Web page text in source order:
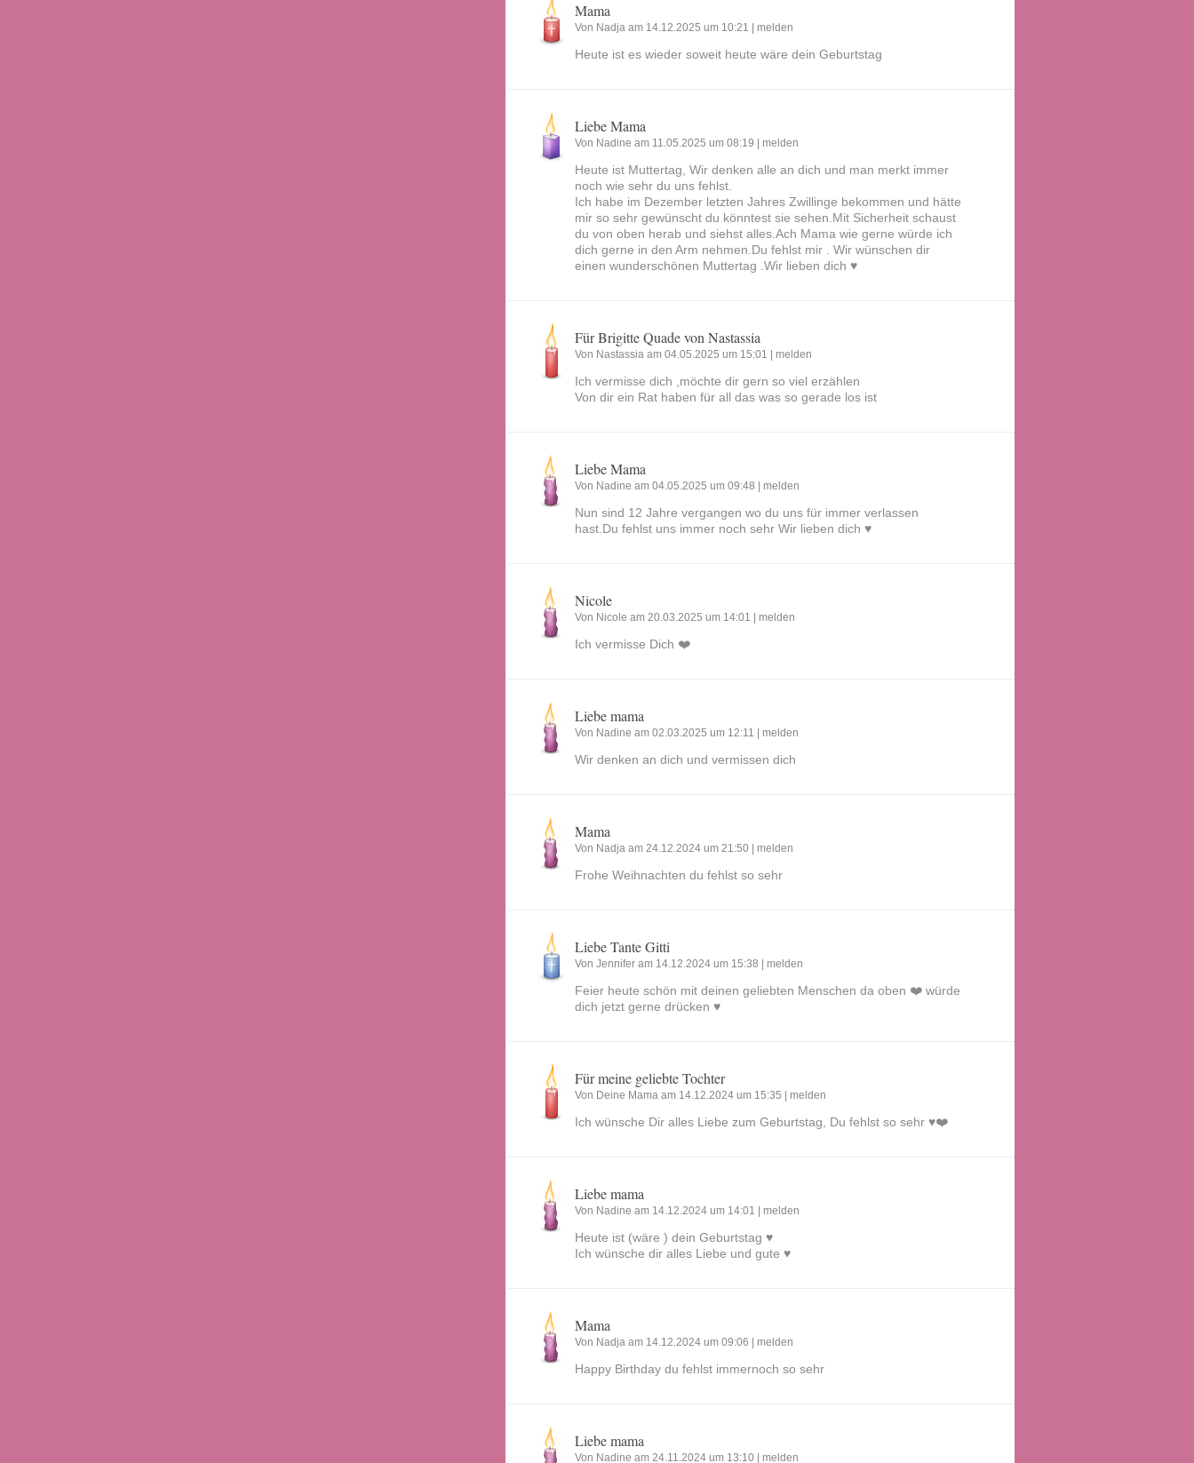
Mama
Von Nadja am 14.12.2025 um 10:21 | melden
Heute ist es wieder soweit heute wäre dein Geburtstag
Liebe Mama
Von Nadine am 11.05.2025 um 08:19 | melden
Heute ist Muttertag, Wir denken alle an dich und man merkt immer
noch wie sehr du uns fehlst.
Ich habe im Dezember letzten Jahres Zwillinge bekommen und hätte
mir so sehr gewünscht du könntest sie sehen.Mit Sicherheit schaust
du von oben herab und siehst alles.Ach Mama wie gerne würde ich
dich gerne in den Arm nehmen.Du fehlst mir . Wir wünschen dir
einen wunderschönen Muttertag .Wir lieben dich ♥️
Für Brigitte Quade von Nastassia
Von Nastassia am 04.05.2025 um 15:01 | melden
Ich vermisse dich ,möchte dir gern so viel erzählen
Von dir ein Rat haben für all das was so gerade los ist
Liebe Mama
Von Nadine am 04.05.2025 um 09:48 | melden
Nun sind 12 Jahre vergangen wo du uns für immer verlassen
hast.Du fehlst uns immer noch sehr Wir lieben dich ♥️
Nicole
Von Nicole am 20.03.2025 um 14:01 | melden
Ich vermisse Dich ❤️
Liebe mama
Von Nadine am 02.03.2025 um 12:11 | melden
Wir denken an dich und vermissen dich
Mama
Von Nadja am 24.12.2024 um 21:50 | melden
Frohe Weihnachten du fehlst so sehr
Liebe Tante Gitti
Von Jennifer am 14.12.2024 um 15:38 | melden
Feier heute schön mit deinen geliebten Menschen da oben ❤️ würde
dich jetzt gerne drücken ♥️
Für meine geliebte Tochter
Von Deine Mama am 14.12.2024 um 15:35 | melden
Ich wünsche Dir alles Liebe zum Geburtstag, Du fehlst so sehr ♥️❤️
Liebe mama
Von Nadine am 14.12.2024 um 14:01 | melden
Heute ist (wäre ) dein Geburtstag ♥️
Ich wünsche dir alles Liebe und gute ♥️
Mama
Von Nadja am 14.12.2024 um 09:06 | melden
Happy Birthday du fehlst immernoch so sehr
Liebe mama
Von Nadine am 24.11.2024 um 13:10 | melden